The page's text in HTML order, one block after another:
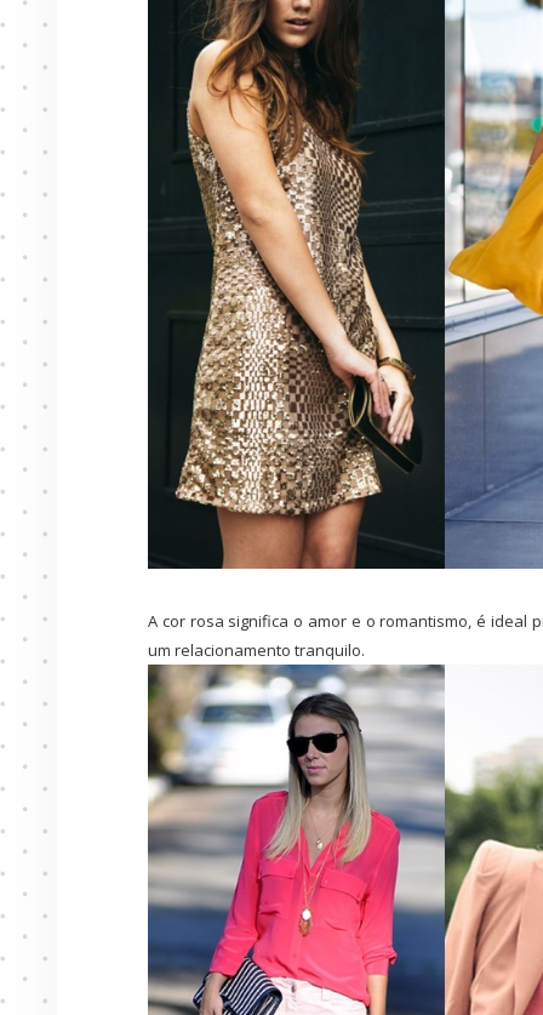
A cor rosa significa o amor e o romantismo, é ideal
um relacionamento tranquilo.